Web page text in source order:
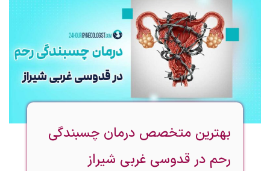
بهترین متخصص درمان چسبندگی
رحم در قدوسی غربی شیراز